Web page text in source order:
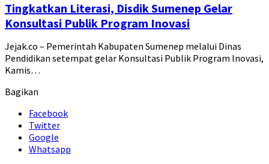
Tingkatkan Literasi, Disdik Sumenep Gelar
Konsultasi Publik Program Inovasi
Jejak.co – Pemerintah Kabupaten Sumenep melalui Dinas
Pendidikan setempat gelar Konsultasi Publik Program Inovasi,
Kamis…
Bagikan
Facebook
Twitter
Google
Whatsapp